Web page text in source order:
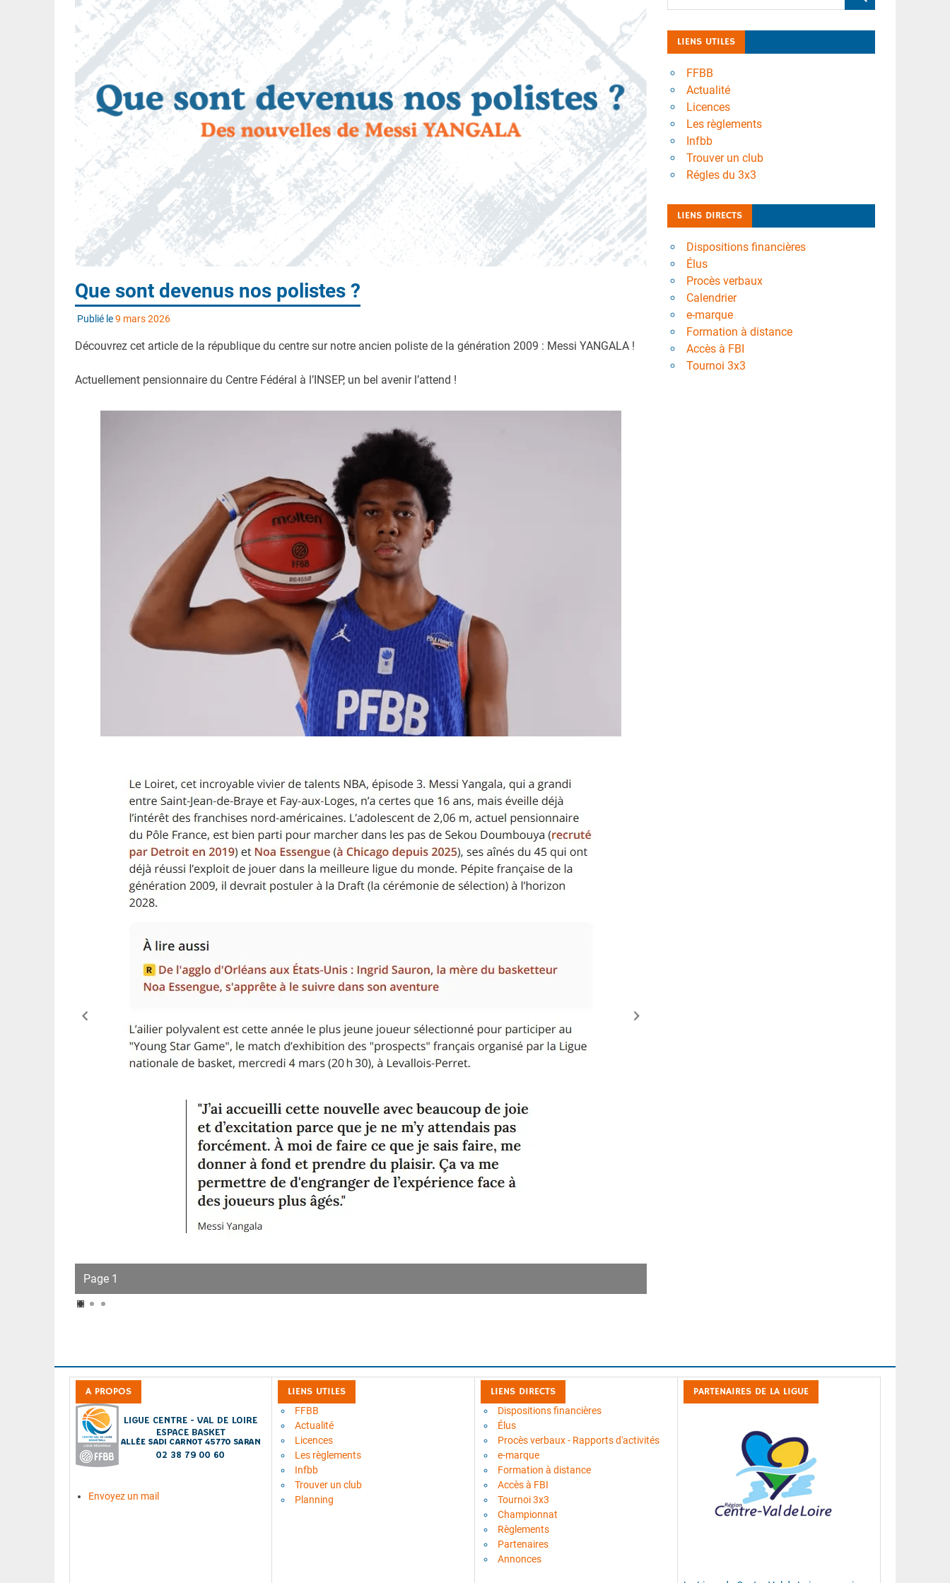
Que sont devenus nos polistes ?
Publié le9 mars 2026
Découvrez cet article de la république du centre sur notre ancien poliste de la génération 2009 : Messi YANGALA !
Actuellement pensionnaire du Centre Fédéral à l’INSEP, un bel avenir l’attend !
Page 1
LIENS UTILES
FFBB
Actualité
Licences
Les règlements
Infbb
Trouver un club
Régles du 3x3
LIENS DIRECTS
Dispositions financières
Élus
Procès verbaux
Calendrier
e-marque
Formation à distance
Accès à FBI
Tournoi 3x3
A PROPOS
Envoyez un mail
LIENS UTILES
FFBB
Actualité
Licences
Les règlements
Infbb
Trouver un club
Planning
LIENS DIRECTS
Dispositions financières
Élus
Procès verbaux - Rapports d'activités
e-marque
Formation à distance
Accès à FBI
Tournoi 3x3
Championnat
Règlements
Partenaires
Annonces
PARTENAIRES DE LA LIGUE